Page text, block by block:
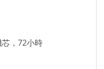
，72小時